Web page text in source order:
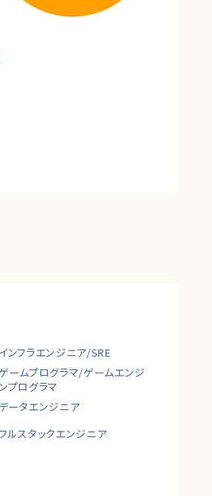
インフラエンジニア/SRE
ームプログラマ/ゲームエンジ
ンプログラマ
データエンジニア
フルスタックエンジニア